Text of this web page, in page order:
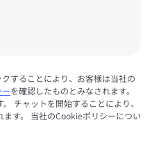
することにより、お客様は当社の
を確認したものとみなされます。
チャットを開始することにより、
す。 当社のCookieポリシーについ